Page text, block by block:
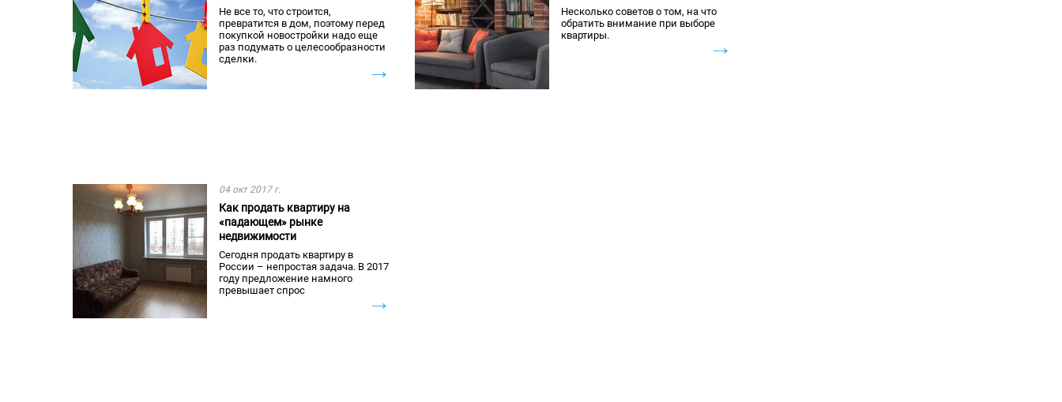
Не все то, что строится,
превратится в дом, поэтому перед
покупкой новостройки надо еще
раз подумать о целесообразности
сделки.
→
Несколько советов о том, на что
обратить внимание при выборе
квартиры.
→
04 окт 2017 г.
Как продать квартиру на
«падающем» рынке
недвижимости
Сегодня продать квартиру в
России – непростая задача. В 2017
году предложение намного
превышает спрос
→